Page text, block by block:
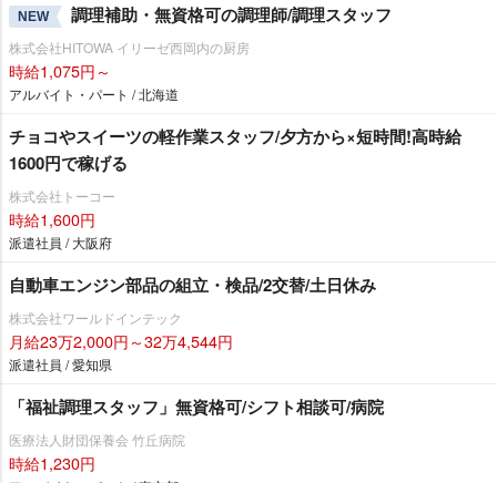
NEW 調理補助・無資格可の調理師/調理スタッフ
株式会社HITOWA イリーゼ西岡内の厨房
時給1,075円～
アルバイト・パート / 北海道
チョコやスイーツの軽作業スタッフ/夕方から×短時間!高時給
1600円で稼げる
株式会社トーコー
時給1,600円
派遣社員 / 大阪府
自動車エンジン部品の組立・検品/2交替/土日休み
株式会社ワールドインテック
月給23万2,000円～32万4,544円
派遣社員 / 愛知県
「福祉調理スタッフ」無資格可/シフト相談可/病院
医療法人財団保養会 竹丘病院
時給1,230円